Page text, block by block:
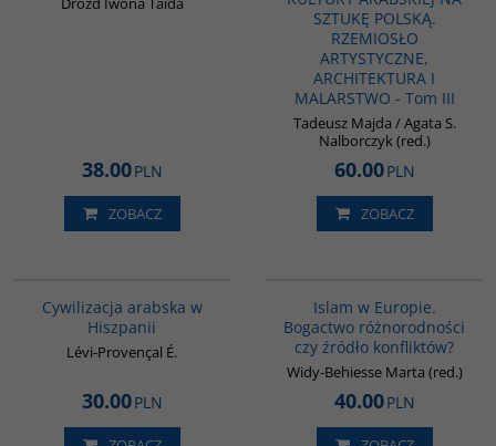
38.00PLN
ZOBACZ
SZTUKĘ POLSKĄ.
RZEMIOSŁO
ARTYSTYCZNE,
ARCHITEKTURA I
MALARSTWO - Tom III
Tadeusz Majda / Agata S.
Nalborczyk (red.)
60.00PLN
ZOBACZ
Cywilizacja arabska w
Hiszpanii
Lévi-Provençal É.
30.00PLN
Islam w Europie.
Bogactwo różnorodności
czy źródło konfliktów?
Widy-Behiesse Marta (red.)
40.00PLN